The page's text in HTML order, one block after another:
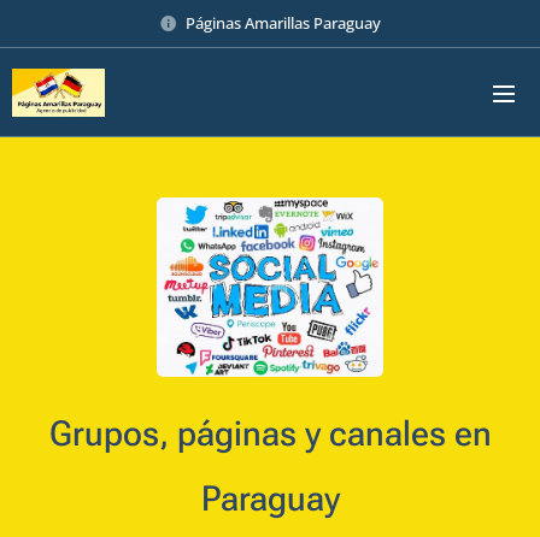
Páginas Amarillas Paraguay
Grupos, páginas y canales en
Paraguay